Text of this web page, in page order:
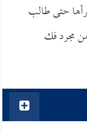
حتى طالب
من مجرد فك